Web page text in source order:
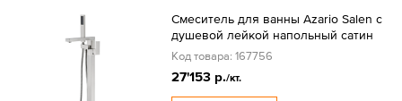
Смеситель для ванны Azario Salen с
душевой лейкой напольный сатин
Код товара: 167756
27'153 р./кт.